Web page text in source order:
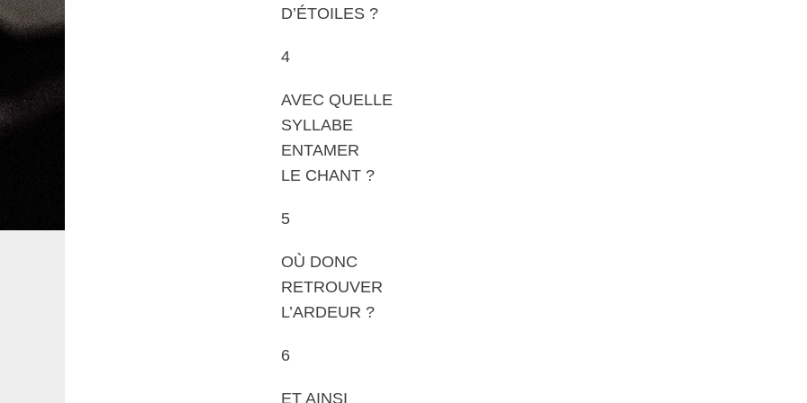
D’ÉTOILES ?
4
AVEC QUELLE
SYLLABE
ENTAMER
LE CHANT ?
5
OÙ DONC
RETROUVER
L’ARDEUR ?
6
ET AINSI